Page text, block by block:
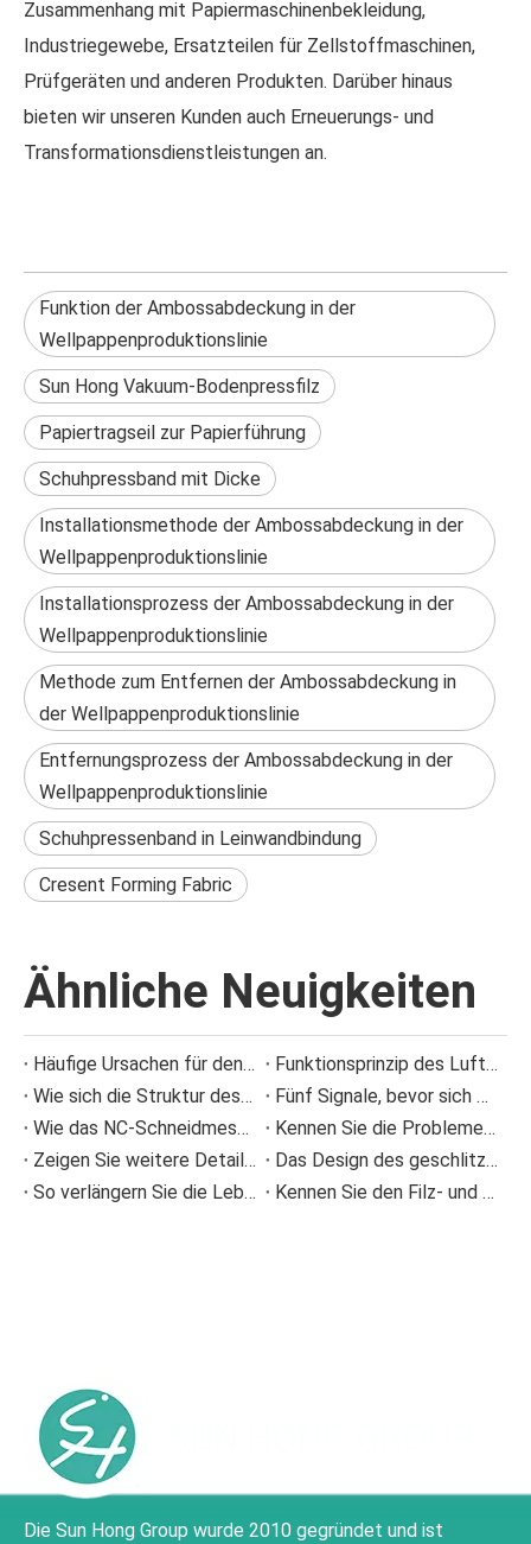
Zusammenhang mit Papiermaschinenbekleidung,
Industriegewebe, Ersatzteilen für Zellstoffmaschinen,
Prüfgeräten und anderen Produkten. Darüber hinaus
bieten wir unseren Kunden auch Erneuerungs- und
Transformationsdienstleistungen an.
Funktion der Ambossabdeckung in der
Wellpappenproduktionslinie
Sun Hong Vakuum-Bodenpressfilz
Papiertragseil zur Papierführung
Schuhpressband mit Dicke
Installationsmethode der Ambossabdeckung in der
Wellpappenproduktionslinie
Installationsprozess der Ambossabdeckung in der
Wellpappenproduktionslinie
Methode zum Entfernen der Ambossabdeckung in
der Wellpappenproduktionslinie
Entfernungsprozess der Ambossabdeckung in der
Wellpappenproduktionslinie
Schuhpressenband in Leinwandbindung
Cresent Forming Fabric
Ähnliche Neuigkeiten
Häufige Ursachen für den Ausfall von Sprühdüsen und wie man Sprühproblemen vorbeugt
Funktionsprinzip des Luftbalgs und Fehlerverhütung
Wie sich die Struktur des Dosierstabs einer Beschichtungsmaschine auf die Beschichtungsqualität auswirkt
Fünf Signale, bevor sich die Presse verstopft anfühlte
Wie das NC-Schneidmesser die Ansammlung von Papierresten bei der Wellpappenproduktion reduziert
Kennen Sie die Probleme im Zusammenhang mit Pressfilz bei der Papierherstellung?
Zeigen Sie weitere Details zu Informationen zu Polyester-Formgewebe-Verschleiß
Das Design des geschlitzten Siebkorbs
So verlängern Sie die Lebensdauer von Pressfilzen in Papiermaschinen
Kennen Sie den Filz- und Drahtablaufalarm?
Die Sun Hong Group wurde 2010 gegründet und ist